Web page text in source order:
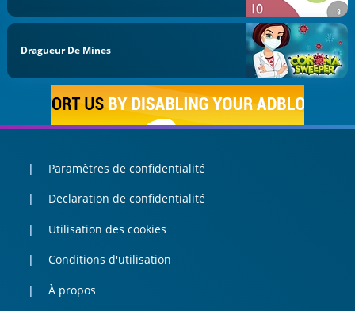
Dragueur De Mines
Paramètres de confidentialité
Declaration de confidentialité
Utilisation des cookies
Conditions d'utilisation
À propos